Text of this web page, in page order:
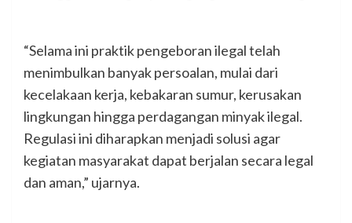
“Selama ini praktik pengeboran ilegal telah
menimbulkan banyak persoalan, mulai dari
kecelakaan kerja, kebakaran sumur, kerusakan
lingkungan hingga perdagangan minyak ilegal.
Regulasi ini diharapkan menjadi solusi agar
kegiatan masyarakat dapat berjalan secara legal
dan aman,” ujarnya.